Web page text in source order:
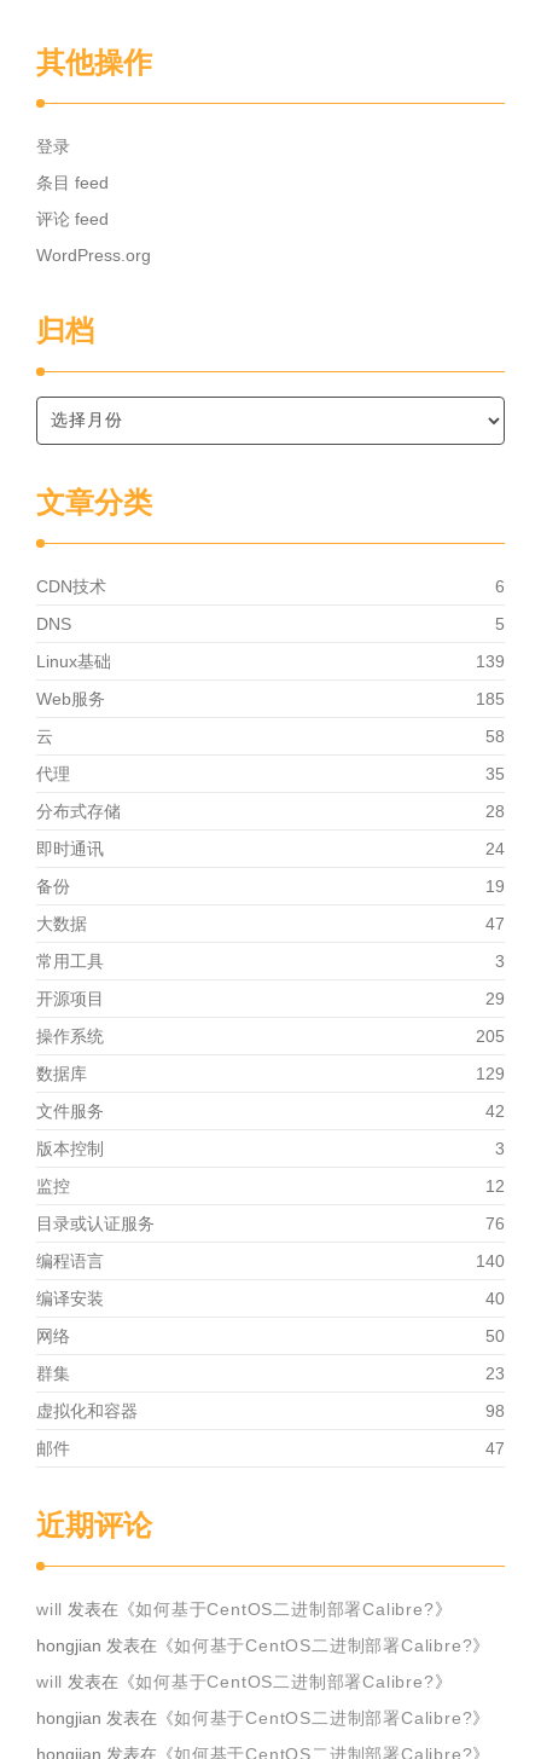
其他操作
登录
条目 feed
评论 feed
WordPress.org
归档
文章分类
CDN技术
6
DNS
5
Linux基础
139
Web服务
185
云
58
代理
35
分布式存储
28
即时通讯
24
备份
19
大数据
47
常用工具
3
开源项目
29
操作系统
205
数据库
129
文件服务
42
版本控制
3
监控
12
目录或认证服务
76
编程语言
140
编译安装
40
网络
50
群集
23
虚拟化和容器
98
邮件
47
近期评论
will 发表在《如何基于CentOS二进制部署Calibre?》
hongjian 发表在《如何基于CentOS二进制部署Calibre?》
will 发表在《如何基于CentOS二进制部署Calibre?》
hongjian 发表在《如何基于CentOS二进制部署Calibre?》
hongjian 发表在《如何基于CentOS二进制部署Calibre?》